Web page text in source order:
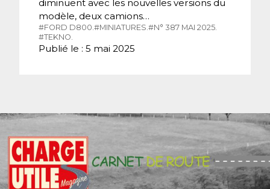
diminuent avec les nouvelles versions du
modèle, deux camions…
#FORD D800.#MINIATURES.#N° 387 MAI 2025.
#TEKNO.
Publié le : 5 mai 2025